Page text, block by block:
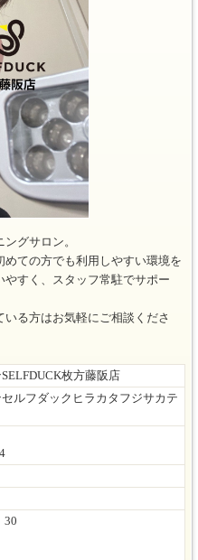
グサロン。
ての方でも利用しやすい環境を
すく、スタッフ常駐でサポー
る方はお気軽にご相談くださ
枚方藤阪店
ルフダックヒラカタフジサカテ
30